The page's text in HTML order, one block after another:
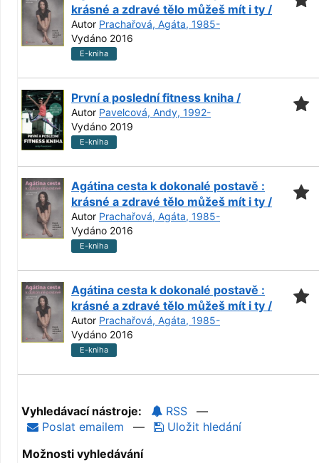
krásné a zdravé tělo můžeš mít i ty /
Autor Prachařová, Agáta, 1985-
Vydáno 2016
E-kniha
První a poslední fitness kniha /
Autor Pavelcová, Andy, 1992-
Vydáno 2019
E-kniha
Agátina cesta k dokonalé postavě :
krásné a zdravé tělo můžeš mít i ty /
Autor Prachařová, Agáta, 1985-
Vydáno 2016
E-kniha
Agátina cesta k dokonalé postavě :
krásné a zdravé tělo můžeš mít i ty /
Autor Prachařová, Agáta, 1985-
Vydáno 2016
E-kniha
Vyhledávací nástroje: RSS
—
Poslat emailem
—
Uložit hledání
Možnosti vyhledávání